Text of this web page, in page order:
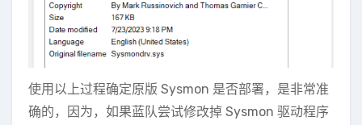
使用以上过程确定原版 Sysmon 是否部署，是非常准
确的，因为，如果蓝队尝试修改掉 Sysmon 驱动程序